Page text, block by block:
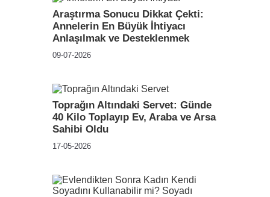
Araştırma Sonucu Dikkat Çekti:
Annelerin En Büyük İhtiyacı
Anlaşılmak ve Desteklenmek
09-07-2026
Toprağın Altındaki Servet: Günde
40 Kilo Toplayıp Ev, Araba ve Arsa
Sahibi Oldu
17-05-2026